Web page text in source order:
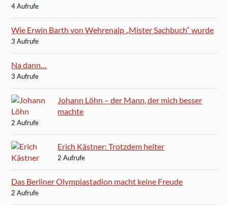
4 Aufrufe
Wie Erwin Barth von Wehrenalp „Mister Sachbuch“ wurde
3 Aufrufe
Na dann…
3 Aufrufe
Johann Löhn – der Mann, der mich besser
machte
2 Aufrufe
Erich Kästner: Trotzdem heiter
2 Aufrufe
Das Berliner Olympiastadion macht keine Freude
2 Aufrufe